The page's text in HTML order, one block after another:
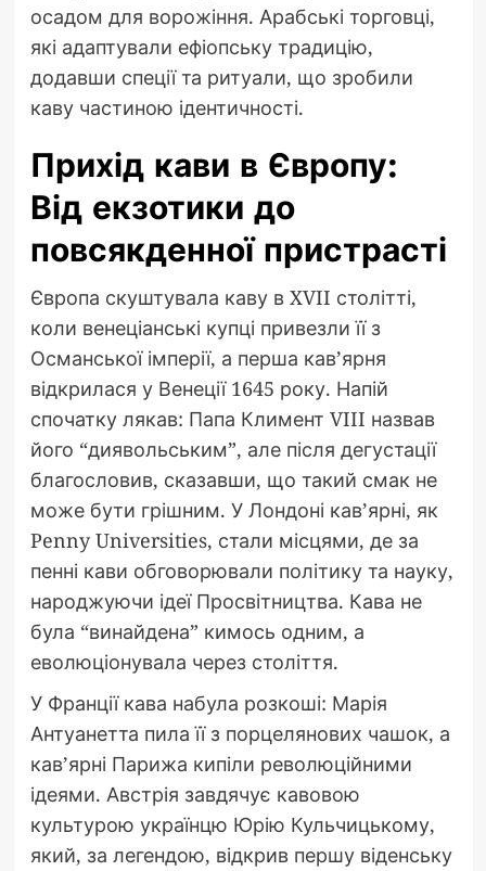
осадом для ворожіння. Арабські торговці,
які адаптували ефіопську традицію,
додавши спеції та ритуали, що зробили
каву частиною ідентичності.
Прихід кави в Європу:
Від екзотики до
повсякденної пристрасті
Європа скуштувала каву в XVII столітті,
коли венеціанські купці привезли її з
Османської імперії, а перша кав’ярня
відкрилася у Венеції 1645 року. Напій
спочатку лякав: Папа Климент VIII назвав
його “диявольським”, але після дегустації
благословив, сказавши, що такий смак не
може бути грішним. У Лондоні кав’ярні, як
Penny Universities, стали місцями, де за
пенні кави обговорювали політику та науку,
народжуючи ідеї Просвітництва. Кава не
була “винайдена” кимось одним, а
еволюціонувала через століття.
У Франції кава набула розкоші: Марія
Антуанетта пила її з порцелянових чашок, а
кав’ярні Парижа кипіли революційними
ідеями. Австрія завдячує кавовою
культурою українцю Юрію Кульчицькому,
який, за легендою, відкрив першу віденську